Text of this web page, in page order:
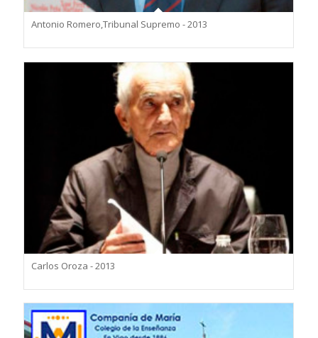
Antonio Romero,Tribunal Supremo - 2013
Carlos Oroza - 2013